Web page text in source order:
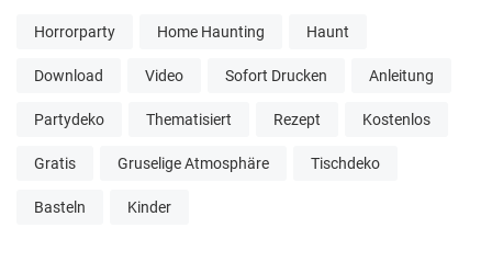
Horrorparty Home Haunting Haunt
Download Video Sofort Drucken Anleitung
Partydeko Thematisiert Rezept Kostenlos
Gratis Gruselige Atmosphäre Tischdeko
Basteln Kinder